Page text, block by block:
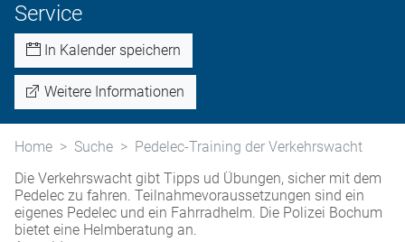
Service
In Kalender speichern
Weitere Informationen
Home Suche
Pedelec-Training der Verkehrswacht
Die Verkehrswacht gibt Tipps ud Übungen, sicher mit dem
Pedelec zu fahren. Teilnahmevoraussetzungen sind ein
eigenes Pedelec und ein Fahrradhelm. Die Polizei Bochum
bietet eine Helmberatung an.